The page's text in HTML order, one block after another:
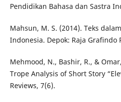
Pendidikan Bahasa dan Sastra
Mahsun, M. S. (2014). Teks
Indonesia. Depok: Raja Grafindo
Mehmood, N., Bashir, R., &
Trope Analysis of Short Story
Reviews, 7(6).